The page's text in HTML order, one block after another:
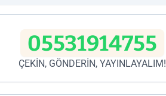
05531914755
ÇEKİN, GÖNDERİN, YAYINLAYALIM!